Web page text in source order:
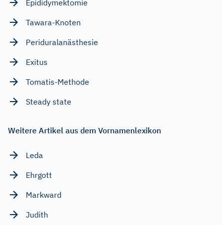
Epididymektomie
Tawara-Knoten
Periduralanästhesie
Exitus
Tomatis-Methode
Steady state
Weitere Artikel aus dem Vornamenlexikon
Leda
Ehrgott
Markward
Judith